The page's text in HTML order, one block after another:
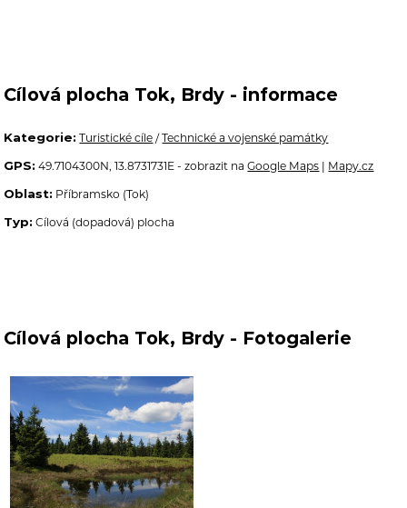
Cílová plocha Tok, Brdy - informace
Kategorie: Turistické cíle /Technické a vojenské památky
GPS: 49.7104300N, 13.8731731E - zobrazit naGoogle Maps | Mapy.cz
Oblast: Příbramsko (Tok)
Typ: Cílová (dopadová) plocha
Cílová plocha Tok, Brdy - Fotogalerie